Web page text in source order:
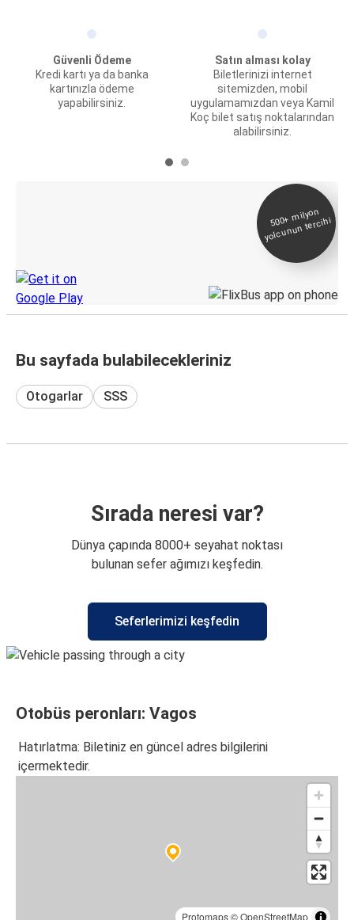
Güvenli Ödeme
Kredi kartı ya da banka
kartınızla ödeme
yapabilirsiniz.
Satın alması kolay
Biletlerinizi internet
sitemizden, mobil
uygulamamızdan veya Kamil
Koç bilet satış noktalarından
alabilirsiniz.
500+
milyon
yolcunun tercihi
Bu sayfada bulabilecekleriniz
Otogarlar SSS
Sırada neresi var?
Dünya çapında 8000+ seyahat noktası
bulunan sefer ağımızı keşfedin.
Seferlerimizi keşfedin
Otobüs peronları: Vagos
Hatırlatma: Biletiniz en güncel adres bilgilerini
içermektedir.
Protomaps©OpenStreetMap